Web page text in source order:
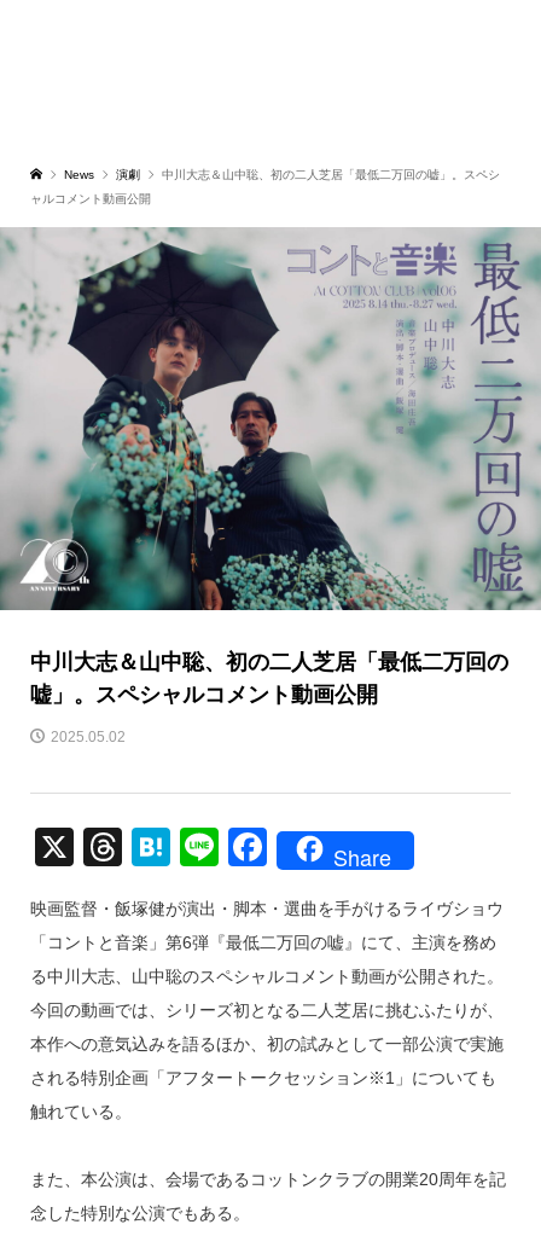
News 演劇
中川大志＆山中聡、初の二人芝居「最低二万回の嘘」。スペシ
ャルコメント動画公開
中川大志＆山中聡、初の二人芝居「最低二万回の
嘘」。スペシャルコメント動画公開
2025.05.02
X
T
e
a
d
s
H
e
n
a
Li
e
F
c
e
b
o
o
Share
映画監督・飯塚健が演出・脚本・選曲を手がけるライヴショウ
「コントと音楽」第6弾『最低二万回の嘘』にて、主演を務め
る中川大志、山中聡のスペシャルコメント動画が公開された。
今回の動画では、シリーズ初となる二人芝居に挑むふたりが、
本作への意気込みを語るほか、初の試みとして一部公演で実施
される特別企画「アフタートークセッション※1」についても
触れている。
また、本公演は、会場であるコットンクラブの開業20周年を記
念した特別な公演でもある。